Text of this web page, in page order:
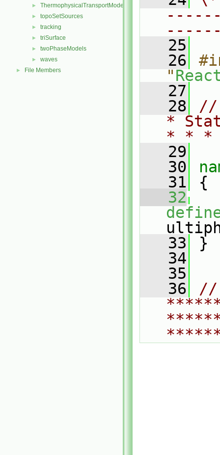
► ThermophysicalTransportModels
► topoSetSources
► tracking
► triSurface
► twoPhaseModels
► waves
► File Members
   25
   26
"
   27
   28
//
*
* *
   29
   30
   31
{
   32
   33
}
   34
   35
   36
//